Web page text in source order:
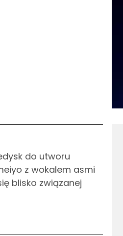
do utworu
z wokalem asmi
blisko związanej